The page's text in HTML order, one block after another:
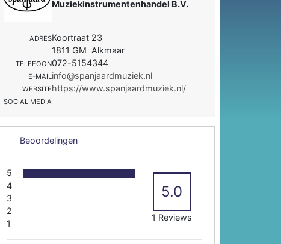
Muziekinstrumentenhandel B.V.
ADRESKoortraat 23
1811 GM Alkmaar
TELEFOON072-5154344
E-MAILinfo@spanjaardmuziek.nl
WEBSITEhttps://www.spanjaardmuziek.nl/
SOCIAL MEDIA
Beoordelingen
5
4
3
2
1
5.0
1 Reviews